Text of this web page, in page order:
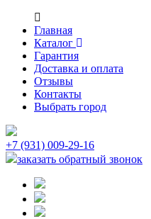
Главная
Каталог
Гарантия
Доставка и оплата
Отзывы
Контакты
Выбрать город
+7 (931) 009-29-16
заказать обратный звонок